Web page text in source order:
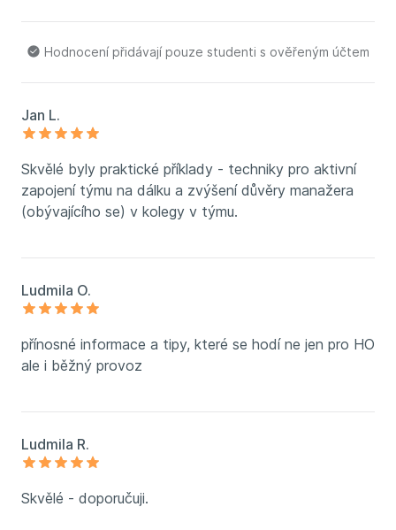
Hodnocení přidávají pouze studenti s ověřeným účtem
Jan L.
Skvělé byly praktické příklady - techniky pro aktivní
zapojení týmu na dálku a zvýšení důvěry manažera
(obývajícího se) v kolegy v týmu.
Ludmila O.
přínosné informace a tipy, které se hodí ne jen pro HO
ale i běžný provoz
Ludmila R.
Skvělé - doporučuji.